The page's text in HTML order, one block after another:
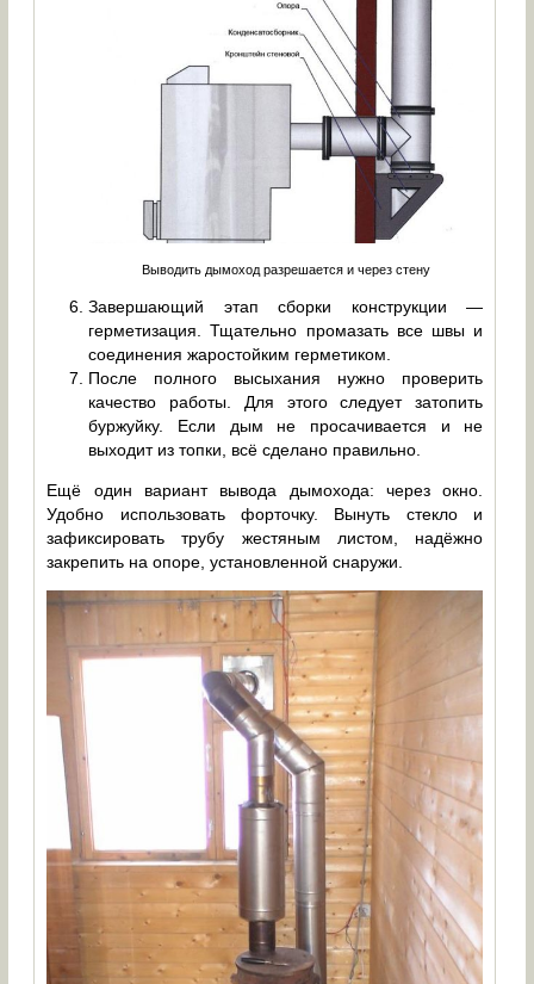
Выводить дымоход разрешается и через стену
Завершающий этап сборки конструкции —
герметизация. Тщательно промазать все швы и
соединения жаростойким герметиком.
После полного высыхания нужно проверить
качество работы. Для этого следует затопить
буржуйку. Если дым не просачивается и не
выходит из топки, всё сделано правильно.
Ещё один вариант вывода дымохода: через окно.
Удобно использовать форточку. Вынуть стекло и
зафиксировать трубу жестяным листом, надёжно
закрепить на опоре, установленной снаружи.